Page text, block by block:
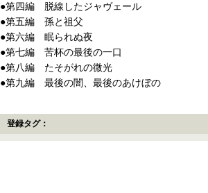
●第四編 脱線したジャヴェール
●第五編 孫と祖父
●第六編 眠られぬ夜
●第七編 苦杯の最後の一口
●第八編 たそがれの微光
●第九編 最後の闇、最後のあけぼの
登録タグ：